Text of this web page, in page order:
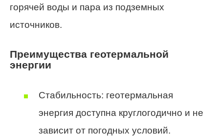
горячей воды и пара из подземных
источников.
Преимущества геотермальной
энергии
Стабильность: геотермальная
энергия доступна круглогодично и не
зависит от погодных условий.